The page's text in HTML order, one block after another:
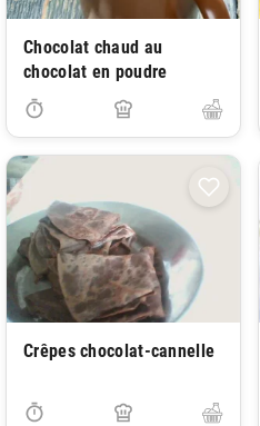
Chocolat chaud au
chocolat en poudre
Crêpes chocolat-cannelle